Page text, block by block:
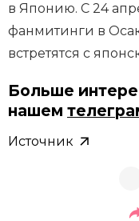
в Японию. С 24
фанмитинги в
встретятся с
Больше
нашем
Источник